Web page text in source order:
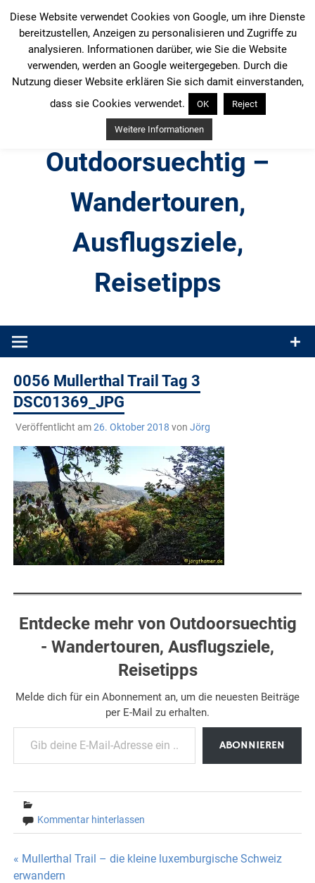
Inhalt
springen
Outdoorsuechtig –
Wandertouren,
Ausflugsziele,
Reisetipps
Produkttests und Buchrezensionen. Ein Blog für alle, die gern
0056 Mullerthal Trail Tag 3
DSC01369_JPG
Veröffentlicht am26. Oktober 2018 von Jörg
Entdecke mehr von Outdoorsuechtig
- Wandertouren, Ausflugsziele,
Reisetipps
Melde dich für ein Abonnement an, um die neuesten Beiträge
per E-Mail zu erhalten.
Gib deine E-Mail-Adresse ein ...
ABONNIEREN
Kommentar hinterlassen
Beitragsnavigation
« Mullerthal Trail – die kleine luxemburgische Schweiz
erwandern
Diese Website verwendet Cookies von Google, um ihre Dienste
bereitzustellen, Anzeigen zu personalisieren und Zugriffe zu
analysieren. Informationen darüber, wie Sie die Website
verwenden, werden an Google weitergegeben. Durch die
Nutzung dieser Website erklären Sie sich damit einverstanden,
dass sie Cookies verwendet.
OK Reject
Weitere Informationen